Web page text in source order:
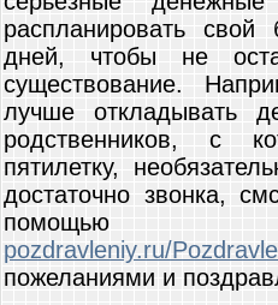
распланировать
дней, чтобы не
существование.
лучше откладывать
родственников, с
пятилетку,
достаточно звонка,
pozdravleniy.ru/
пожеланиями и